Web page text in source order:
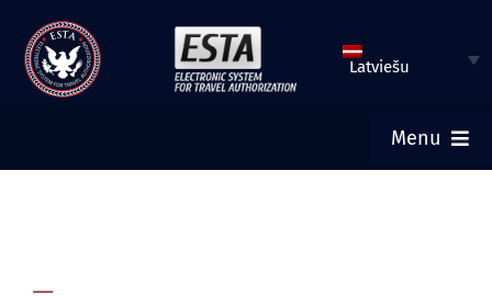
saturu
Latviešu
Menu